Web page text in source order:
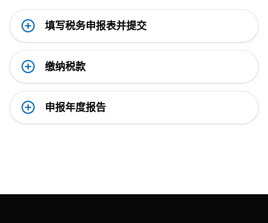
填写税务申报表并提交
缴纳税款
申报年度报告